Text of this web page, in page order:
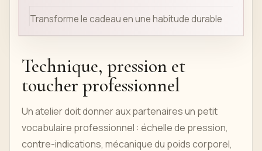
Transforme le cadeau en une habitude durable
Technique, pression et
toucher professionnel
Un atelier doit donner aux partenaires un petit
vocabulaire professionnel : échelle de pression,
contre-indications, mécanique du poids corporel,